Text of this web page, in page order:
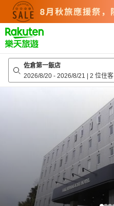
top
page
佐倉第一飯店
2026/8/20 - 2026/8/21 | 2 位住客